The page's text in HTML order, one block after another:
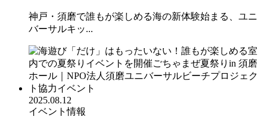
神戸・須磨で誰もが楽しめる海の新体験始まる、ユニ
バーサルキッ...
2025.08.12
イベント情報